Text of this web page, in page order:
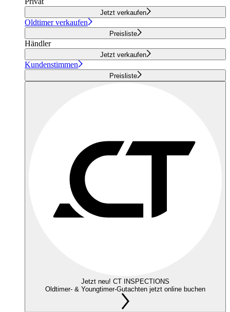
Jetzt verkaufen
Oldtimer verkaufen
Preisliste
Händler
Jetzt verkaufen
Kundenstimmen
Preisliste
Jetzt neu! CT INSPECTIONS
Oldtimer- & Youngtimer-Gutachten jetzt online buchen